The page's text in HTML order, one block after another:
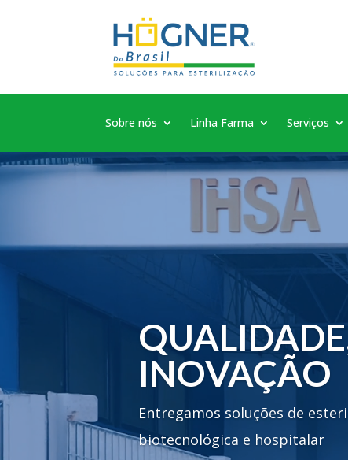
Sobre nós Linha Farma Serviços
PLANTA
MAIS DE